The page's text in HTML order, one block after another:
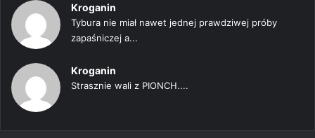
Kroganin
Tybura nie miał nawet jednej prawdziwej próby
zapaśniczej a...
Kroganin
Strasznie wali z PIONCH....